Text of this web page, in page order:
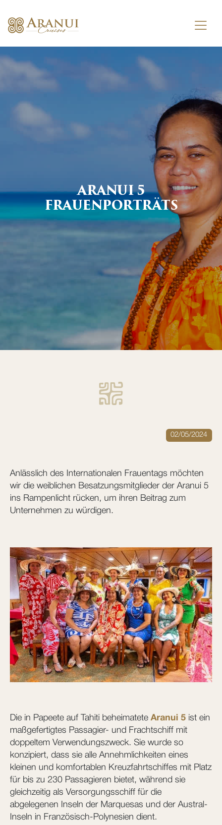
ARANUI 5
FRAUENPORTRÄTS
02/05/2024
Anlässlich des Internationalen Frauentags möchten
wir die weiblichen Besatzungsmitglieder der Aranui 5
ins Rampenlicht rücken, um ihren Beitrag zum
Unternehmen zu würdigen.
Die in Papeete auf Tahiti beheimatete Aranui 5 ist ein
maßgefertigtes Passagier- und Frachtschiff mit
doppeltem Verwendungszweck. Sie wurde so
konzipiert, dass sie alle Annehmlichkeiten eines
kleinen und komfortablen Kreuzfahrtschiffes mit Platz
für bis zu 230 Passagieren bietet, während sie
gleichzeitig als Versorgungsschiff für die
abgelegenen Inseln der Marquesas und der Austral-
Inseln in Französisch-Polynesien dient.